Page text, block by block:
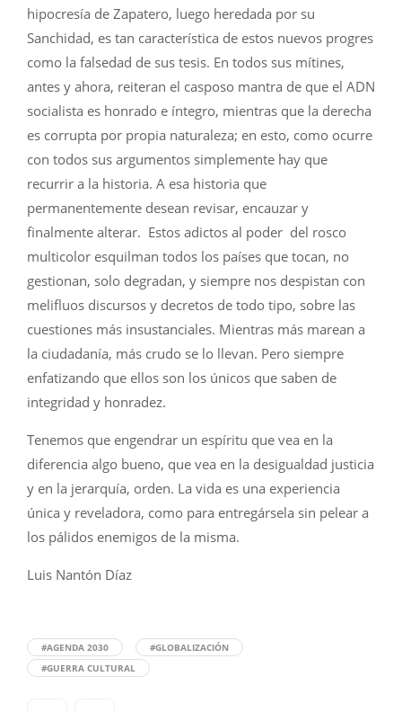
hipocresía de Zapatero, luego heredada por su
Sanchidad, es tan característica de estos nuevos progres
como la falsedad de sus tesis. En todos sus mítines,
antes y ahora, reiteran el casposo mantra de que el ADN
socialista es honrado e íntegro, mientras que la derecha
es corrupta por propia naturaleza; en esto, como ocurre
con todos sus argumentos simplemente hay que
recurrir a la historia. A esa historia que
permanentemente desean revisar, encauzar y
finalmente alterar. Estos adictos al poder del rosco
multicolor esquilman todos los países que tocan, no
gestionan, solo degradan, y siempre nos despistan con
melifluos discursos y decretos de todo tipo, sobre las
cuestiones más insustanciales. Mientras más marean a
la ciudadanía, más crudo se lo llevan. Pero siempre
enfatizando que ellos son los únicos que saben de
integridad y honradez.
Tenemos que engendrar un espíritu que vea en la
diferencia algo bueno, que vea en la desigualdad justicia
y en la jerarquía, orden. La vida es una experiencia
única y reveladora, como para entregársela sin pelear a
los pálidos enemigos de la misma.
Luis Nantón Díaz
#AGENDA 2030
#GLOBALIZACIÓN
#GUERRA CULTURAL